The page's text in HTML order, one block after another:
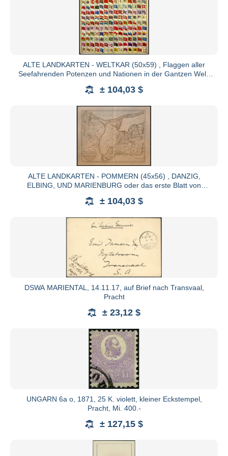
Telefon: +49 (0)4346 366 900
Fax: +49 (0)4346 366 9011
Die Vertragssprache ist Deutsch. Die
von schriftlichen oder fernmündlichen Geboten. Alle
versteigert. Der Versteigerer behält sich vor,
Den Zuschlag erhält der Meistbietende Interesse
Gebot, wenn kein Gegengebot vorliegt, zum
Mindestgebot bei diesen Losen beträgt EUR 10,-.
Zuschlag zu verweigern, Lose zurückzuziehen,
Die Mindeststeigerung beträgt: bis EURO 100,-
10,-; ab EURO 500,- EURO 20,-; ab EURO 1.000,-
EURO 200,-; ab EURO 10.000,- EURO 500,-; ab
Gebote wie "bestens", "auf jeden Fall" oder
pauschalen Gebühren sowie die gesetzliche
Sie wird bei der Rechnungstellung nicht
Selbstkosten berechnet.
Der Zuschlag verpflichtet zur Abnahme.
fällig, falls nicht vor der Auktion andere
Vertreterstellung vor Beginn der Versteigerung offen
zustande. Bis zur vollständigen Zahlung (die
Lose Eigentum des Versteigerers. Ein Anspruch
ALTE LANDKARTEN - WELTKAR (50x59) , Flaggen aller
Seefahrenden Potenzen und Nationen in der Gantzen Welt,
± 104,03 $
ALTE LANDKARTEN - POMMERN (45x56) , DANZIG,
ELBING, UND MARIENBURG oder das erste Blatt von
± 104,03 $
DSWA MARIENTAL, 14.11.17, auf Brief nach Transvaal,
Pracht
± 23,12 $
UNGARN 6a o, 1871, 25 K. violett, kleiner Eckstempel,
Pracht, Mi. 400.-
± 127,15 $